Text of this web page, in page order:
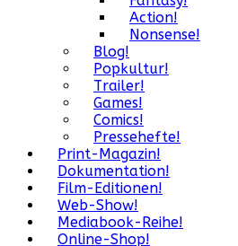
Action!
Nonsense!
Blog!
Popkultur!
Trailer!
Games!
Comics!
Pressehefte!
Print-Magazin!
Dokumentation!
Film-Editionen!
Web-Show!
Mediabook-Reihe!
Online-Shop!